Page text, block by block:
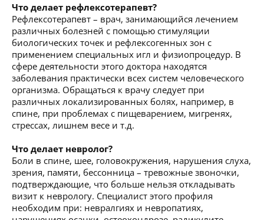
Что делает рефлексотерапевт?
Рефлексотерапевт – врач, занимающийся лечением
различных болезней с помощью стимуляции
биологических точек и рефлексогенных зон с
применением специальных игл и физиопроцедур. В
сфере деятельности этого доктора находятся
заболевания практически всех систем человеческого
организма. Обращаться к врачу следует при
различных локализированных болях, например, в
спине, при проблемах с пищеварением, мигренях,
стрессах, лишнем весе и т.д.
Что делает невролог?
Боли в спине, шее, головокружения, нарушения слуха,
зрения, памяти, бессонница – тревожные звоночки,
подтверждающие, что больше нельзя откладывать
визит к неврологу. Специалист этого профиля
необходим при: невралгиях и невропатиях,